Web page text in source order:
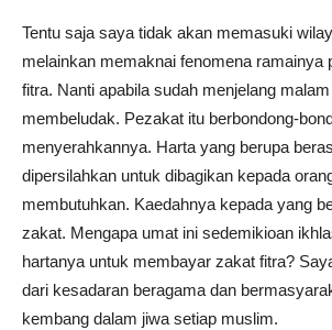
Tentu saja saya tidak akan memasuki
melainkan memaknai fenomena ramainya
fitra. Nanti apabila sudah menjelang
membeludak. Pezakat itu berbondong-
menyerahkannya. Harta yang berupa
dipersilahkan untuk dibagikan kepada
membutuhkan. Kaedahnya kepada yang
zakat. Mengapa umat ini sedemikioan
hartanya untuk membayar zakat fitra?
dari kesadaran beragama dan
kembang dalam jiwa setiap muslim.